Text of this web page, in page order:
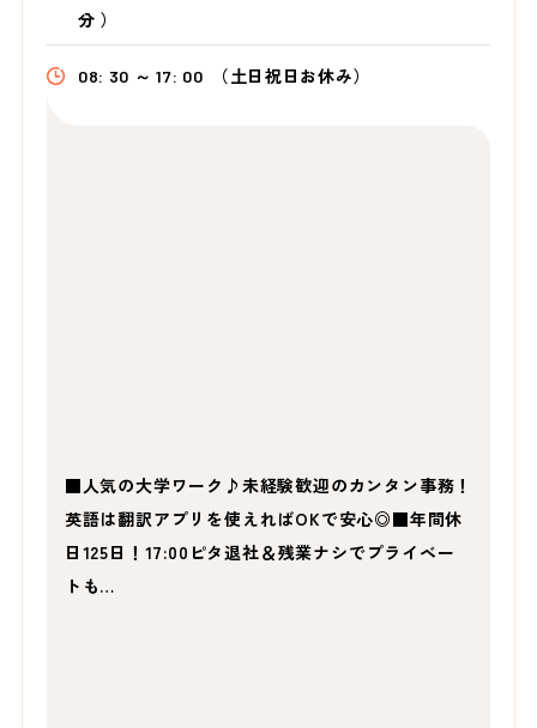
分 ）
08: 30 ～ 17: 00 （土日祝日お休み）
■人気の大学ワーク♪未経験歓迎のカンタン事務！
英語は翻訳アプリを使えればOKで安心◎■年間休
日125日！17:00ピタ退社＆残業ナシでプライベー
トも…